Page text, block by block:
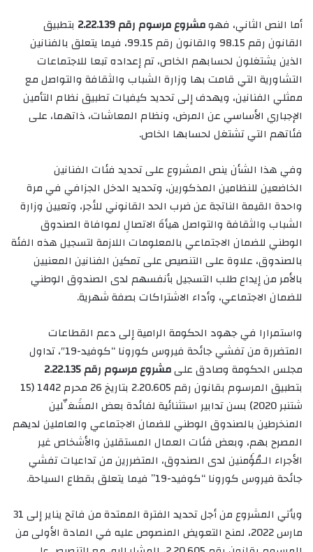
أما النص الثاني، فهومشروع مرسوم رقم 2.22.139
بتطبيق
القانون رقم 98.15 والقانون رقم 99.15، فيما يتعلق بالفنانين
الذين يشتغلون لحسابهم الخاص، تم إعداده تبعا للاجتماعات
التشاورية التي قامت بها وزارة الشباب والثقافة والتواصل مع
ممثلي الفنانين، ويهدف إلى تحديد كيفيات تطبيق نظام التأمين
الإجباري الأساسي عن المرض، ونظام المعاشات، ذاتهما، على
فئاتهم التي تشتغل لحسابها الخاص.
وفي هذا الشأن ينص المشروع على تحديد فئات الفنانين
الخاضعين للنظامين المذكورين، وتحديد الدخل الجزافي في مرة
واحدة القيمة الناتجة عن ضرب الحد القانوني للأجر، وتعيين وزارة
الشباب والثقافة والتواصل هيأةَ الاتصالِ لموافاة الصندوق
الوطني للضمان الاجتماعي بالمعلومات اللازمة لتسجيل هذه الفئة
بالصندوق، علاوة على التنصيص على تمكين الفنانين المعنيين
بالأمر من إيداع طلب التسجيل بأنفسهم لدى الصندوق الوطني
للضمان الاجتماعي، وأداء الاشتراكات بصفة شهرية.
واستمرارا في جهود الحكومة الرامية إلى دعم القطاعات
المتضررة من تفشي جائحة فيروس كورونا “كوفيد-19″، تداول
مجلس الحكومة وصادق علىمشروع مرسوم رقم 2.22.135
بتطبيق المرسوم بقانون رقم 2.20.605 بتاريخ 26 محرم 1442 (15
شتنبر 2020) بسن تدابير استثنائية لفائدة بعض المشَغِّلين
المنخرطين بالصندوق الوطني للضمان الاجتماعي والعاملين لديهم
المصرح بهم، وبعض فئات العمال المستقلين والأشخاص غير
الأجراء الـمُؤَمنين لدى الصندوق، المتضررين من تداعيات تفشي
جائحة فيروس كورونا “كوفيد-19” فيما يتعلق بقطاع السياحة.
ويأتي المشروع من أجل تحديد الفترة الممتدة من فاتح يناير إلى 31
مارس 2022، لمنح التعويض المنصوص عليه في المادة الأولى من